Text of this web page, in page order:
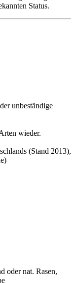
Status.
unbeständige
wieder.
(Stand 2013),
oder nat. Rasen,